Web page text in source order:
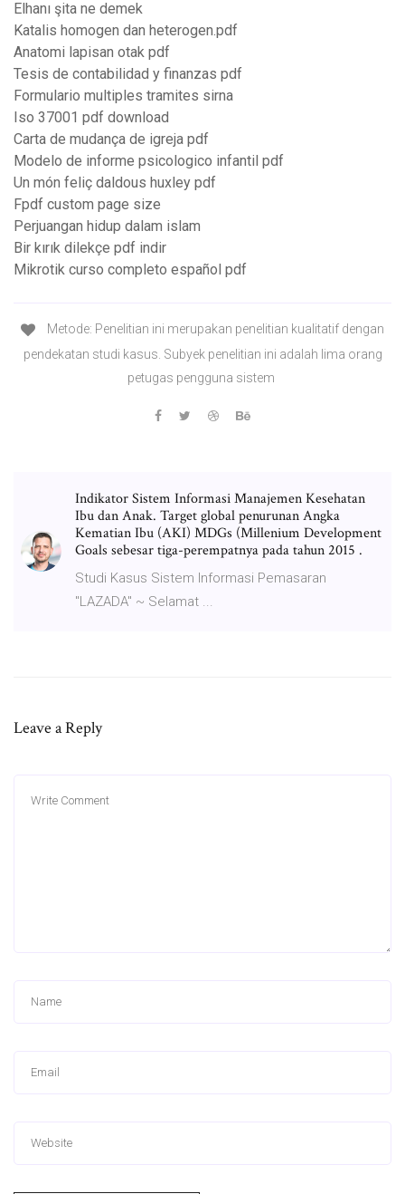
Elhanı şita ne demek
Katalis homogen dan heterogen.pdf
Anatomi lapisan otak pdf
Tesis de contabilidad y finanzas pdf
Formulario multiples tramites sirna
Iso 37001 pdf download
Carta de mudança de igreja pdf
Modelo de informe psicologico infantil pdf
Un món feliç daldous huxley pdf
Fpdf custom page size
Perjuangan hidup dalam islam
Bir kırık dilekçe pdf indir
Mikrotik curso completo español pdf
Metode: Penelitian ini merupakan penelitian kualitatif dengan
pendekatan studi kasus. Subyek penelitian ini adalah lima orang
petugas pengguna sistem
Indikator Sistem Informasi Manajemen Kesehatan
Ibu dan Anak. Target global penurunan Angka
Kematian Ibu (AKI) MDGs (Millenium Development
Goals sebesar tiga-perempatnya pada tahun 2015 .
Studi Kasus Sistem Informasi Pemasaran
"LAZADA" ~ Selamat ...
Leave a Reply